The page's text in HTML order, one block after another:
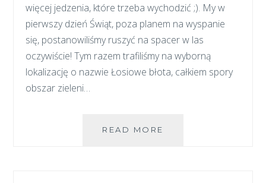
więcej jedzenia, które trzeba wychodzić ;). My w
pierwszy dzień Świąt, poza planem na wyspanie
się, postanowiliśmy ruszyć na spacer w las
oczywiście! Tym razem trafiliśmy na wyborną
lokalizację o nazwie Łosiowe błota, całkiem spory
obszar zieleni…
READ MORE